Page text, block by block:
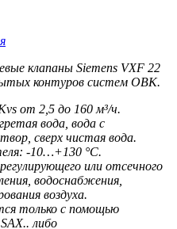
клапаны Siemens VXF 22
контуров систем ОВК.
от 2,5 до 160 м³/ч.
вода, вода с
сверх чистая вода.
-10…+130 °C.
или отсечного
водоснабжения,
воздуха.
только с помощью
либо